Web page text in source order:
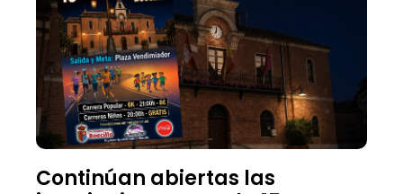
Continúan abiertas las